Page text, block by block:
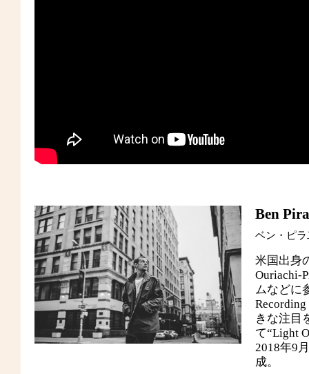
Ben
ベン・ピラ
米国出身
Ouriachi-
ムなどに
きな注目
て“Light
2018年9
成。